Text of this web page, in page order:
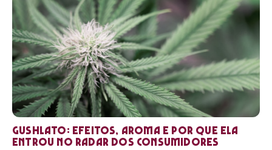
Gushlato: efeitos, aroma e por que ela
entrou no radar dos consumidores